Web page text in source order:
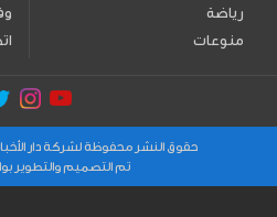
رياضة
منوعات
حقوق النشر محفوظة لشركة دار
تم التصميم والتطوير